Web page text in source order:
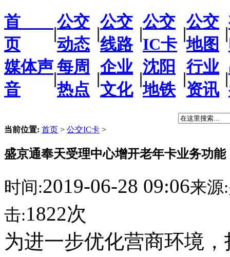
首
页
|
公交
动态
|
公交
线路
|
公交
IC卡
|
公交
地图
|
媒体声
音
|
每周
热点
|
企业
文化
|
沈阳
地铁
|
行业
资讯
|
当前位置: 首页 > 公交IC卡 >
盛京通奉天受理中心增开老年卡业务功能
时间:2019-06-28 09:06来源:
击:1822次
为进一步优化营商环境